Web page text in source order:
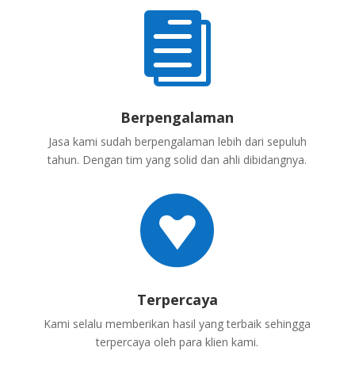

Berpengalaman
Jasa kami sudah berpengalaman lebih dari sepuluh
tahun. Dengan tim yang solid dan ahli dibidangnya.

Terpercaya
Kami selalu memberikan hasil yang terbaik sehingga
terpercaya oleh para klien kami.